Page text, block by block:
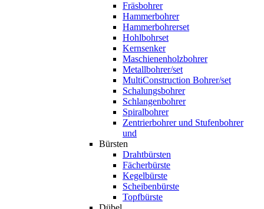
Fräsbohrer
Hammerbohrer
Hammerbohrerset
Hohlbohrset
Kernsenker
Maschienenholzbohrer
Metallbohrer/set
MultiConstruction Bohrer/set
Schalungsbohrer
Schlangenbohrer
Spiralbohrer
Zentrierbohrer und Stufenbohrer
und
Bürsten
Drahtbürsten
Fächerbürste
Kegelbürste
Scheibenbürste
Topfbürste